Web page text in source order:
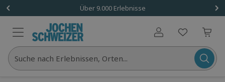
Über 9.000 Erlebnisse
Benutzerkonto
Suche nach Erlebnissen, Orten...